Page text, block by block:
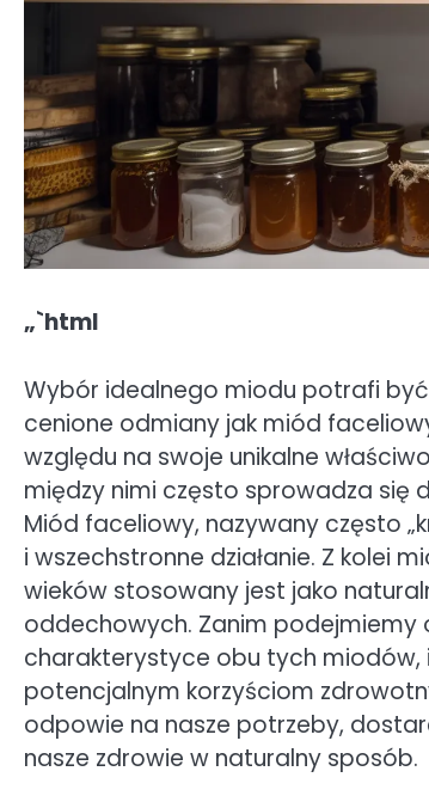
„`html
Wybór idealnego miodu potrafi
cenione odmiany jak miód
względu na swoje unikalne
między nimi często sprowadza się
Miód faceliowy, nazywany często
i wszechstronne działanie. Z kolei
wieków stosowany jest jako
oddechowych. Zanim podejmiemy
charakterystyce obu tych miodów,
potencjalnym korzyściom
odpowie na nasze potrzeby,
nasze zdrowie w naturalny sposób.